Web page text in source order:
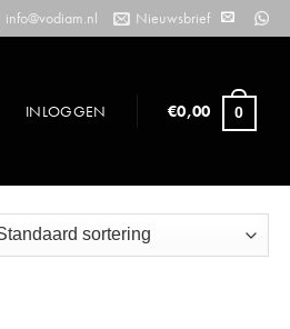
info@vodiam.nl Nieuwsbrief
INLOGGEN €0,00 0